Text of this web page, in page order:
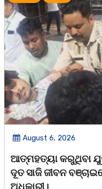
August 6, 2026
ଆତ୍ମହତ୍ୟା କରୁଥିବା
ଦୂତ ସାଜି ଜୀବନ